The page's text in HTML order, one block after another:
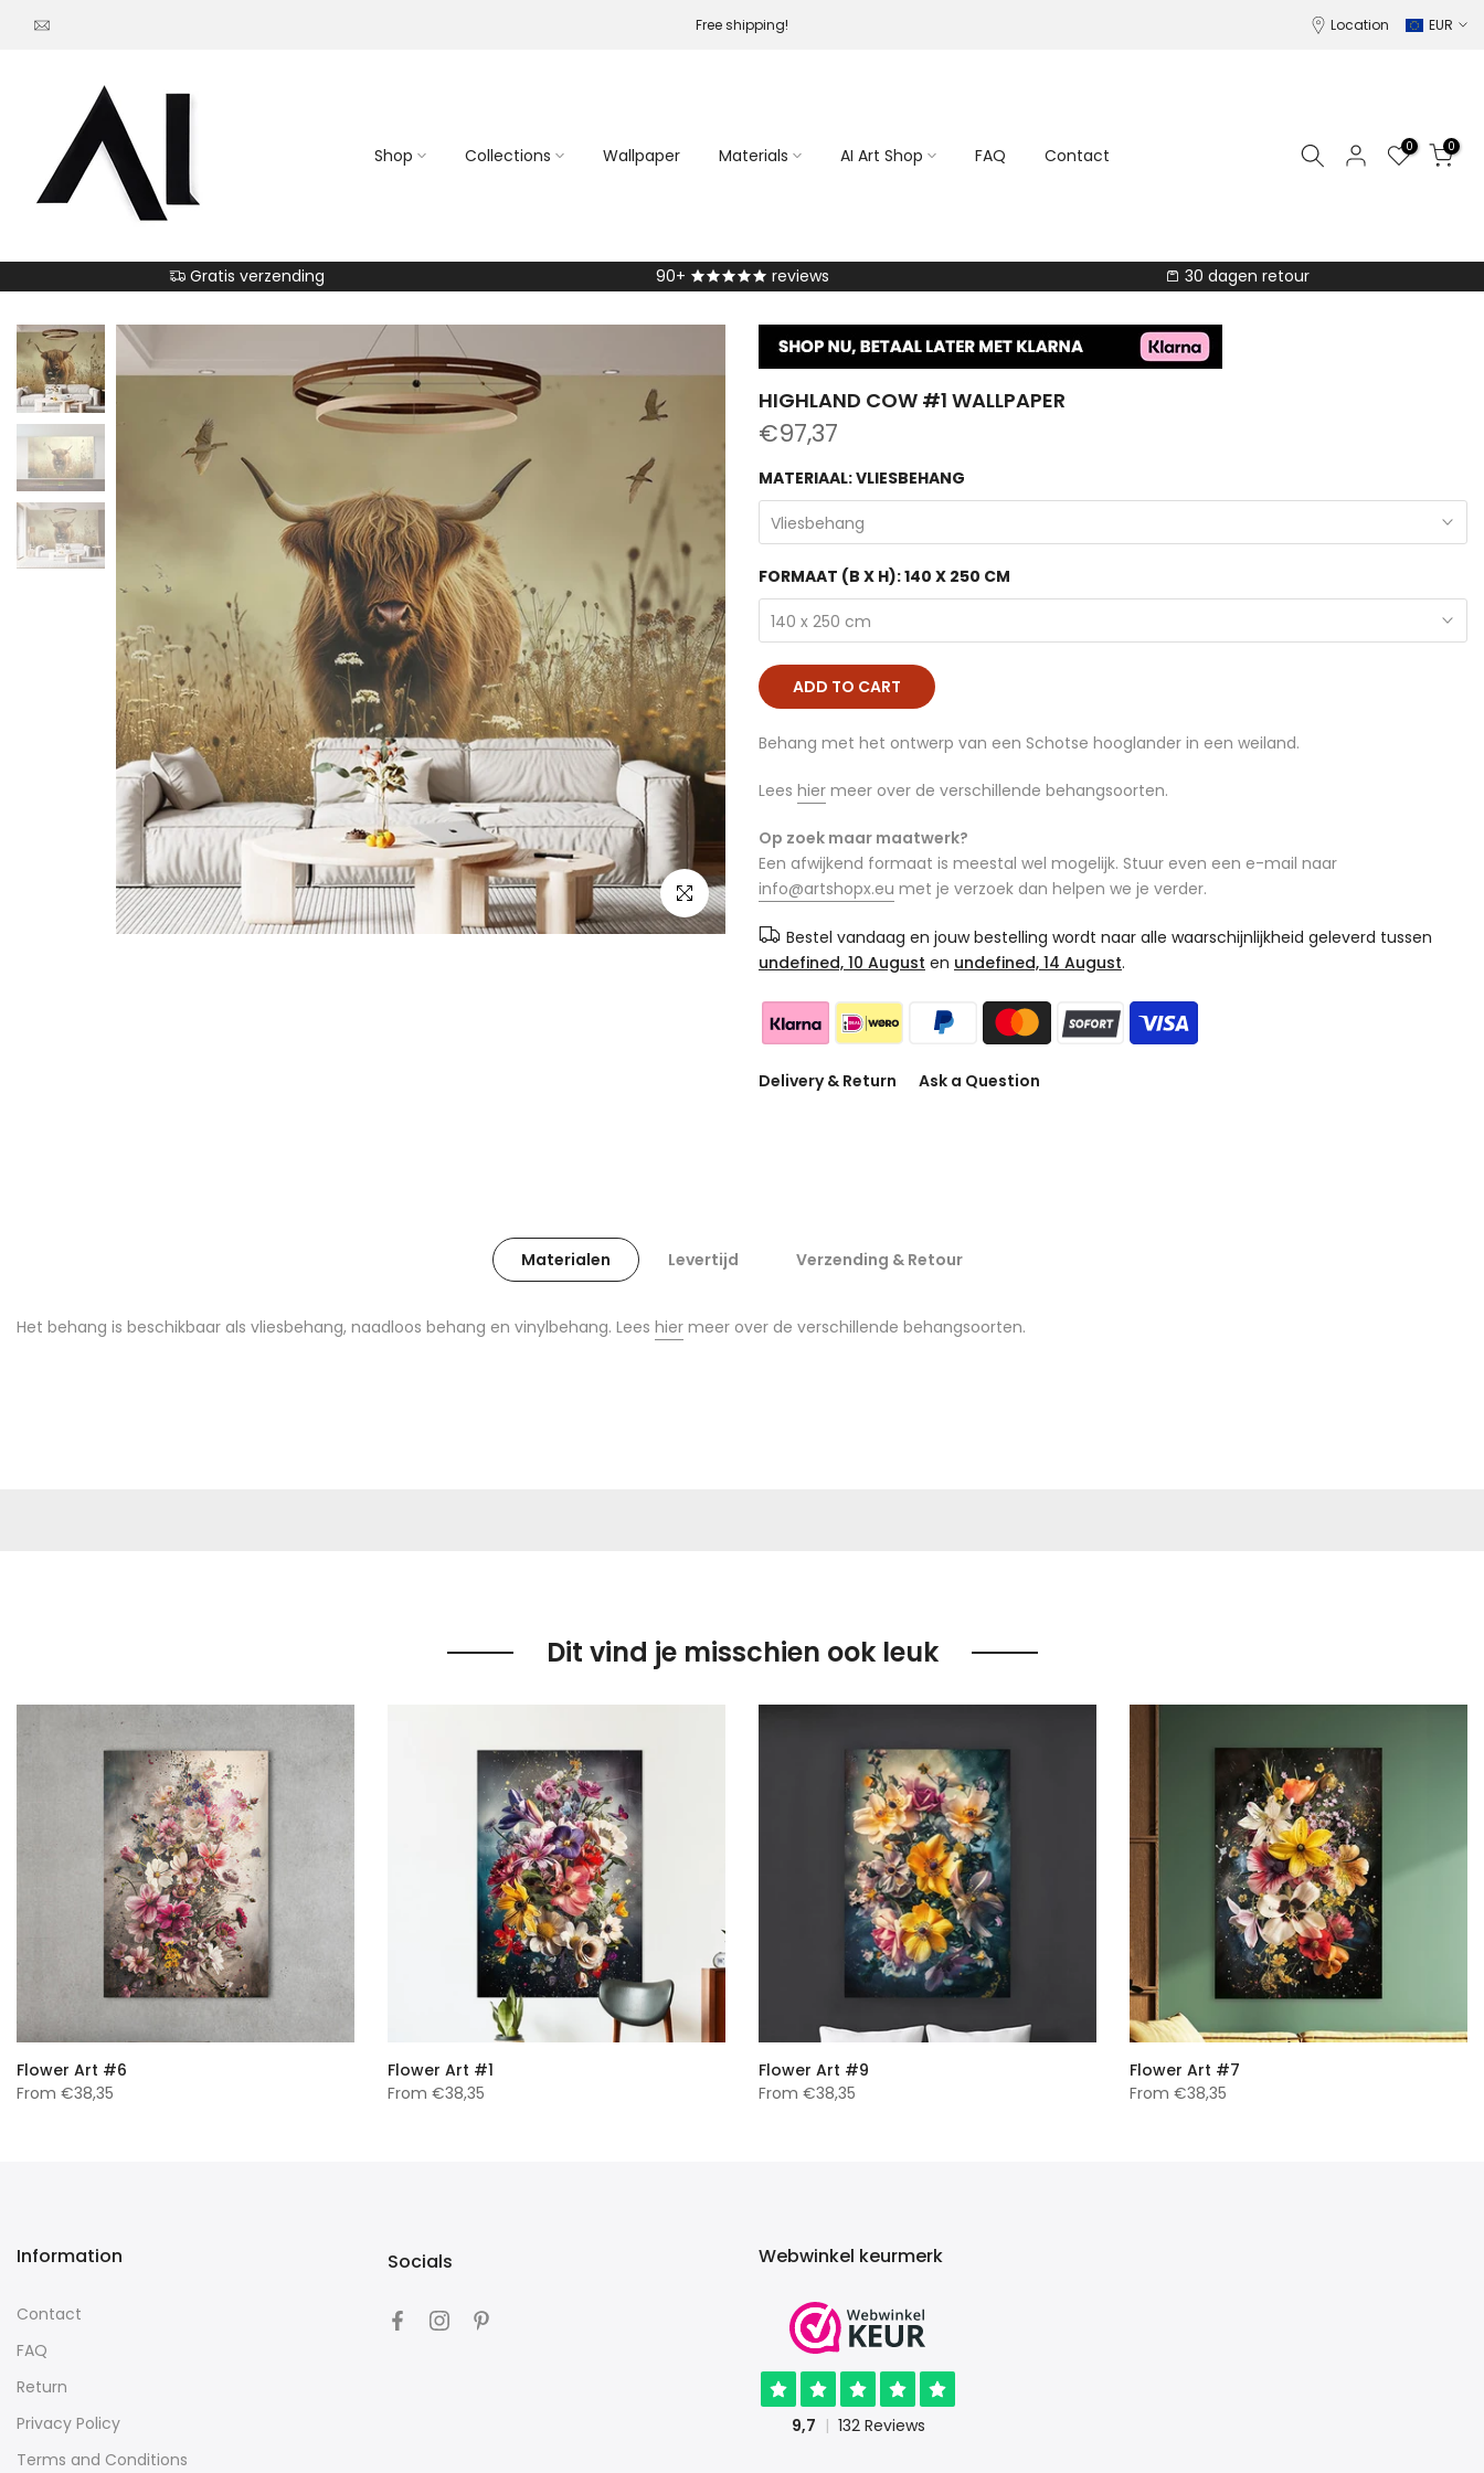
Go
Free shipping! Location EUR
Shop Collections Wallpaper Materials AI Art Shop FAQ Contact 0 0
Gratis verzending 90+ reviews 30 dagen retour
click to enlarge
HIGHLAND COW #1 WALLPAPER
€97,37
MATERIAAL:VLIESBEHANG
Vliesbehang
FORMAAT (B X H):140 X 250 CM
140 x 250 cm
ADD TO CART
Behang met het ontwerp van een Schotse hooglander in een weiland.
Lees hier meer over de verschillende behangsoorten.
Op zoek maar maatwerk?
Een afwijkend formaat is meestal wel mogelijk. Stuur even een e-mail naar
info@artshopx.eu met je verzoek dan helpen we je verder.
Bestel vandaag en jouw bestelling wordt naar alle waarschijnlijkheid geleverd tussen
undefined, 10 August en undefined, 14 August.
Delivery & Return Ask a Question
Materialen Levertijd Verzending & Retour
Het behang is beschikbaar als vliesbehang, naadloos behang en vinylbehang. Lees hier meer over de verschillende behangsoorten.
Dit vind je misschien ook leuk
Flower Art #6
From €38,35
Flower Art #1
From €38,35
Flower Art #9
From €38,35
Flower Art #7
From €38,35
Information
Contact
FAQ
Return
Privacy Policy
Terms and Conditions
Socials Webwinkel keurmerk